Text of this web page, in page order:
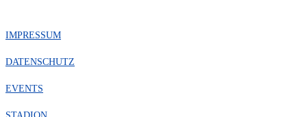
IMPRESSUM
DATENSCHUTZ
EVENTS